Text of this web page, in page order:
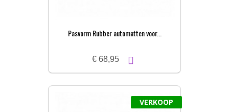
Pasvorm Rubber automatten voor...
€ 68,95
VERKOOP